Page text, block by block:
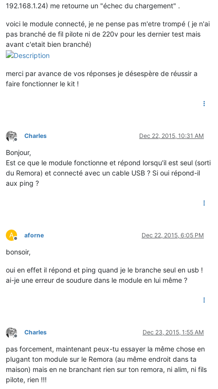
192.168.1.24) me retourne un "échec du chargement" .
voici le module connecté, je ne pense pas m'etre trompé ( je n'ai
pas branché de fil pilote ni de 220v pour les dernier test mais
avant c'etait bien branché)
merci par avance de vos réponses je désespère de réussir a
faire fonctionner le kit !
Offline
Charles Dec 22, 2015, 10:31 AM
Bonjour,
Est ce que le module fonctionne et répond lorsqu'il est seul (sorti
du Remora) et connecté avec un cable USB ? Si oui répond-il
aux ping ?
A
Offline
aforne Dec 22, 2015, 6:05 PM
bonsoir,
oui en effet il répond et ping quand je le branche seul en usb !
ai-je une erreur de soudure dans le module en lui même ?
Offline
Charles Dec 23, 2015, 1:55 AM
pas forcement, maintenant peux-tu essayer la même chose en
plugant ton module sur le Remora (au même endroit dans ta
maison) mais en ne branchant rien sur ton remora, ni alim, ni fils
pilote, rien !!!